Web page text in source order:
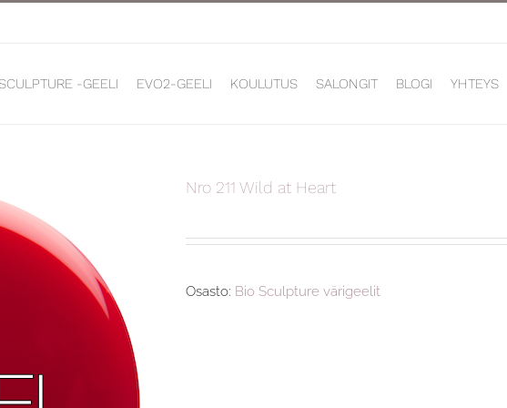
-GEELI EVO2-GEELI KOULUTUS SALONGIT BLOGI YHTEYS
Nro 211 Wild at Heart
Osasto: Bio Sculpture värigeelit